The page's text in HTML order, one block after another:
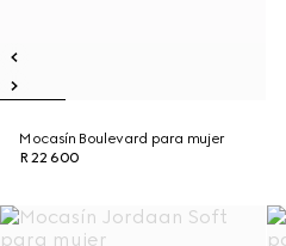
Mocasín Boulevard para mujer
R 22 600